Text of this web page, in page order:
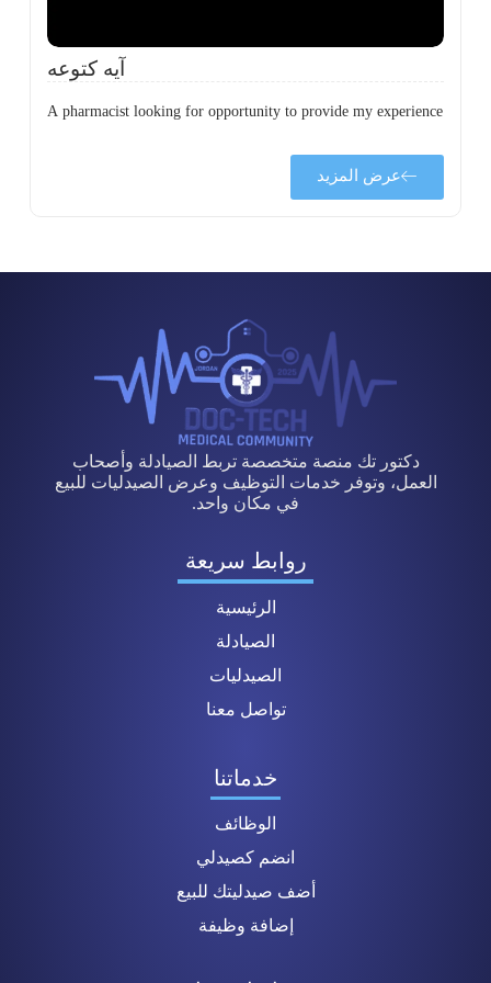
آيه كتوعه
A pharmacist looking for opportunity to provide my experience
عرض المزيد
دكتور تك منصة متخصصة تربط الصيادلة وأصحاب
العمل، وتوفر خدمات التوظيف وعرض الصيدليات للبيع
في مكان واحد.
روابط سريعة
الرئيسية
الصيادلة
الصيدليات
تواصل معنا
خدماتنا
الوظائف
انضم كصيدلي
أضف صيدليتك للبيع
إضافة وظيفة